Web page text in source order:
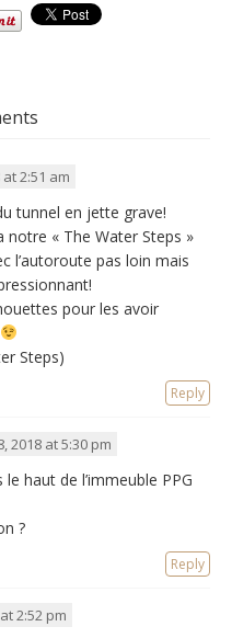
2:51 am
tunnel en jette grave!
notre « The Water Steps »
l’autoroute pas loin mais
pour les avoir
Steps)
Reply
2018 at 5:30 pm
haut de l’immeuble PPG
?
Reply
2:52 pm